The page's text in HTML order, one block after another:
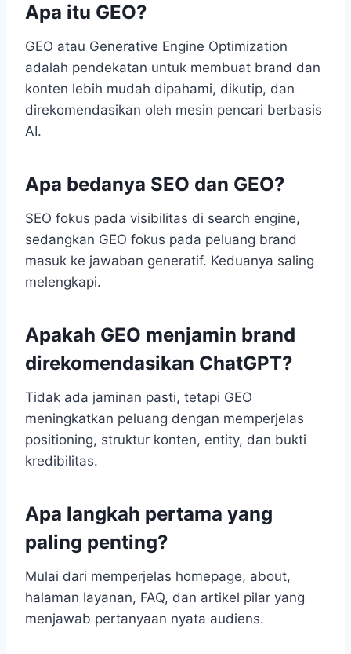
Apa itu GEO?
GEO atau Generative Engine Optimization
adalah pendekatan untuk membuat brand dan
konten lebih mudah dipahami, dikutip, dan
direkomendasikan oleh mesin pencari berbasis
AI.
Apa bedanya SEO dan GEO?
SEO fokus pada visibilitas di search engine,
sedangkan GEO fokus pada peluang brand
masuk ke jawaban generatif. Keduanya saling
melengkapi.
Apakah GEO menjamin brand
direkomendasikan ChatGPT?
Tidak ada jaminan pasti, tetapi GEO
meningkatkan peluang dengan memperjelas
positioning, struktur konten, entity, dan bukti
kredibilitas.
Apa langkah pertama yang
paling penting?
Mulai dari memperjelas homepage, about,
halaman layanan, FAQ, dan artikel pilar yang
menjawab pertanyaan nyata audiens.